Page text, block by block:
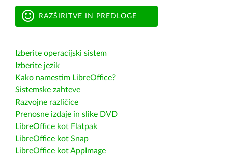
RAZŠIRITVE IN PREDLOGE
Izberite operacijski sistem
Izberite jezik
Kako namestim LibreOffice?
Sistemske zahteve
Razvojne različice
Prenosne izdaje in slike DVD
LibreOffice kot Flatpak
LibreOffice kot Snap
LibreOffice kot AppImage